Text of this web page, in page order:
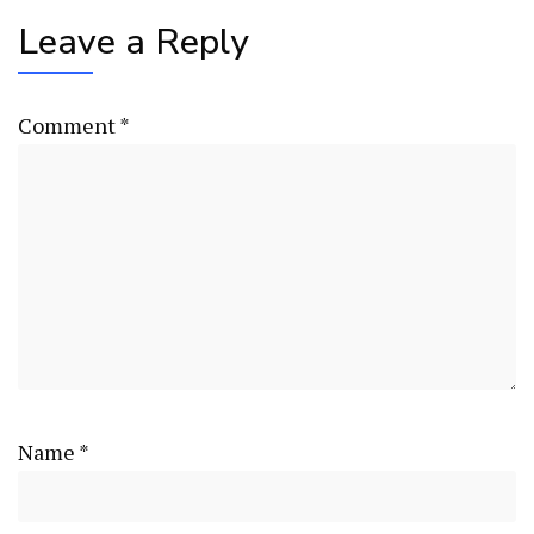
Leave a Reply
Comment*
Name *